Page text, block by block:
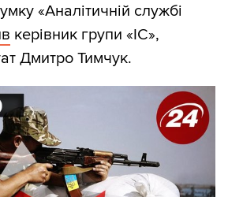
«Аналітичній службі
керівник групи «ІС»,
Дмитро Тимчук.